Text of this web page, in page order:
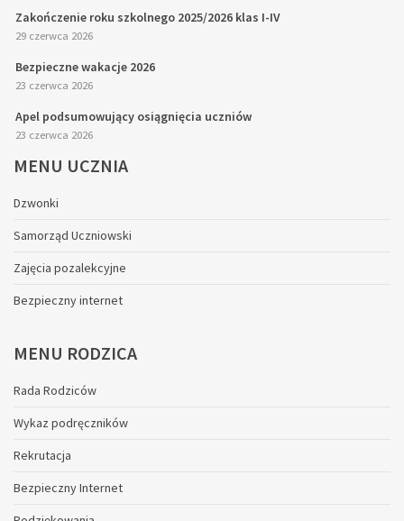
Zakończenie roku szkolnego 2025/2026 klas I-IV
29 czerwca 2026
Bezpieczne wakacje 2026
23 czerwca 2026
Apel podsumowujący osiągnięcia uczniów
23 czerwca 2026
MENU UCZNIA
Dzwonki
Samorząd Uczniowski
Zajęcia pozalekcyjne
Bezpieczny internet
MENU RODZICA
Rada Rodziców
Wykaz podręczników
Rekrutacja
Bezpieczny Internet